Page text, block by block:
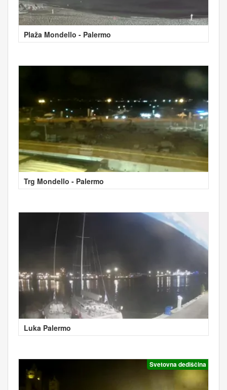
Plaža Mondello - Palermo
Trg Mondello - Palermo
Luka Palermo
Svetovna dediščina